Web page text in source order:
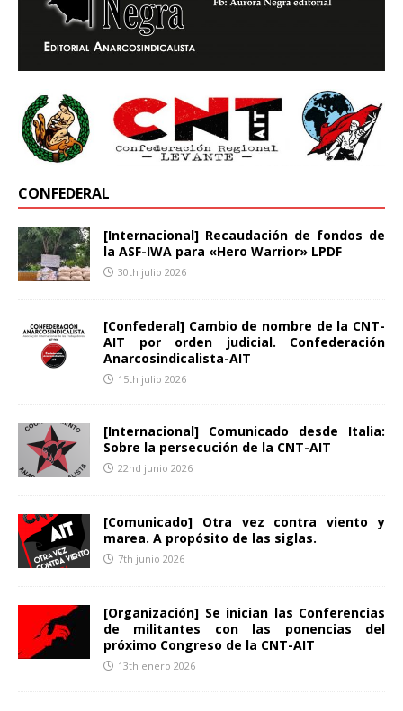
CONFEDERAL
[Internacional] Recaudación de fondos de
la ASF-IWA para «Hero Warrior» LPDF
30th julio 2026
[Confederal] Cambio de nombre de la CNT-
AIT por orden judicial. Confederación
Anarcosindicalista-AIT
15th julio 2026
[Internacional] Comunicado desde Italia:
Sobre la persecución de la CNT-AIT
22nd junio 2026
[Comunicado] Otra vez contra viento y
marea. A propósito de las siglas.
7th junio 2026
[Organización] Se inician las Conferencias
de militantes con las ponencias del
próximo Congreso de la CNT-AIT
13th enero 2026